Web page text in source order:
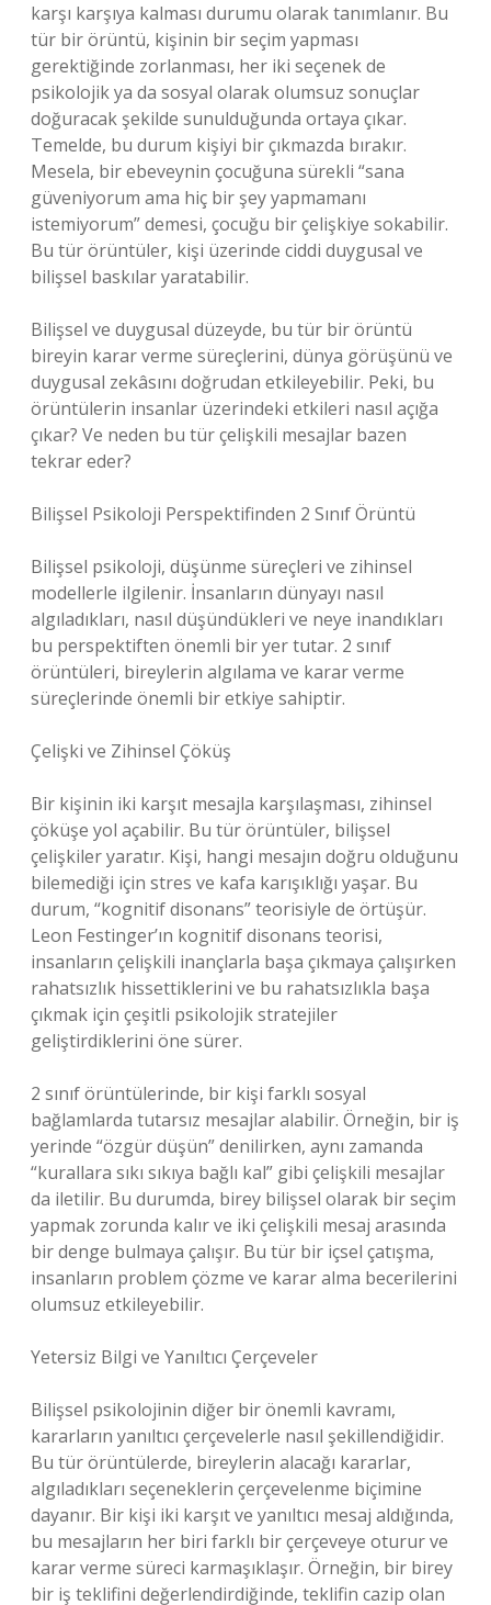
karşı karşıya kalması durumu olarak tanımlanır. Bu
tür bir örüntü, kişinin bir seçim yapması
gerektiğinde zorlanması, her iki seçenek de
psikolojik ya da sosyal olarak olumsuz sonuçlar
doğuracak şekilde sunulduğunda ortaya çıkar.
Temelde, bu durum kişiyi bir çıkmazda bırakır.
Mesela, bir ebeveynin çocuğuna sürekli “sana
güveniyorum ama hiç bir şey yapmamanı
istemiyorum” demesi, çocuğu bir çelişkiye sokabilir.
Bu tür örüntüler, kişi üzerinde ciddi duygusal ve
bilişsel baskılar yaratabilir.
Bilişsel ve duygusal düzeyde, bu tür bir örüntü
bireyin karar verme süreçlerini, dünya görüşünü ve
duygusal zekâsını doğrudan etkileyebilir. Peki, bu
örüntülerin insanlar üzerindeki etkileri nasıl açığa
çıkar? Ve neden bu tür çelişkili mesajlar bazen
tekrar eder?
Bilişsel Psikoloji Perspektifinden 2 Sınıf Örüntü
Bilişsel psikoloji, düşünme süreçleri ve zihinsel
modellerle ilgilenir. İnsanların dünyayı nasıl
algıladıkları, nasıl düşündükleri ve neye inandıkları
bu perspektiften önemli bir yer tutar. 2 sınıf
örüntüleri, bireylerin algılama ve karar verme
süreçlerinde önemli bir etkiye sahiptir.
Çelişki ve Zihinsel Çöküş
Bir kişinin iki karşıt mesajla karşılaşması, zihinsel
çöküşe yol açabilir. Bu tür örüntüler, bilişsel
çelişkiler yaratır. Kişi, hangi mesajın doğru olduğunu
bilemediği için stres ve kafa karışıklığı yaşar. Bu
durum, “kognitif disonans” teorisiyle de örtüşür.
Leon Festinger’ın kognitif disonans teorisi,
insanların çelişkili inançlarla başa çıkmaya çalışırken
rahatsızlık hissettiklerini ve bu rahatsızlıkla başa
çıkmak için çeşitli psikolojik stratejiler
geliştirdiklerini öne sürer.
2 sınıf örüntülerinde, bir kişi farklı sosyal
bağlamlarda tutarsız mesajlar alabilir. Örneğin, bir iş
yerinde “özgür düşün” denilirken, aynı zamanda
“kurallara sıkı sıkıya bağlı kal” gibi çelişkili mesajlar
da iletilir. Bu durumda, birey bilişsel olarak bir seçim
yapmak zorunda kalır ve iki çelişkili mesaj arasında
bir denge bulmaya çalışır. Bu tür bir içsel çatışma,
insanların problem çözme ve karar alma becerilerini
olumsuz etkileyebilir.
Yetersiz Bilgi ve Yanıltıcı Çerçeveler
Bilişsel psikolojinin diğer bir önemli kavramı,
kararların yanıltıcı çerçevelerle nasıl şekillendiğidir.
Bu tür örüntülerde, bireylerin alacağı kararlar,
algıladıkları seçeneklerin çerçevelenme biçimine
dayanır. Bir kişi iki karşıt ve yanıltıcı mesaj aldığında,
bu mesajların her biri farklı bir çerçeveye oturur ve
karar verme süreci karmaşıklaşır. Örneğin, bir birey
bir iş teklifini değerlendirdiğinde, teklifin cazip olan